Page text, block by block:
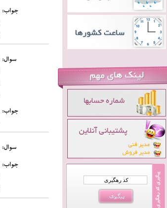
:جواب
:سوال
:جواب
:سوال
:جواب